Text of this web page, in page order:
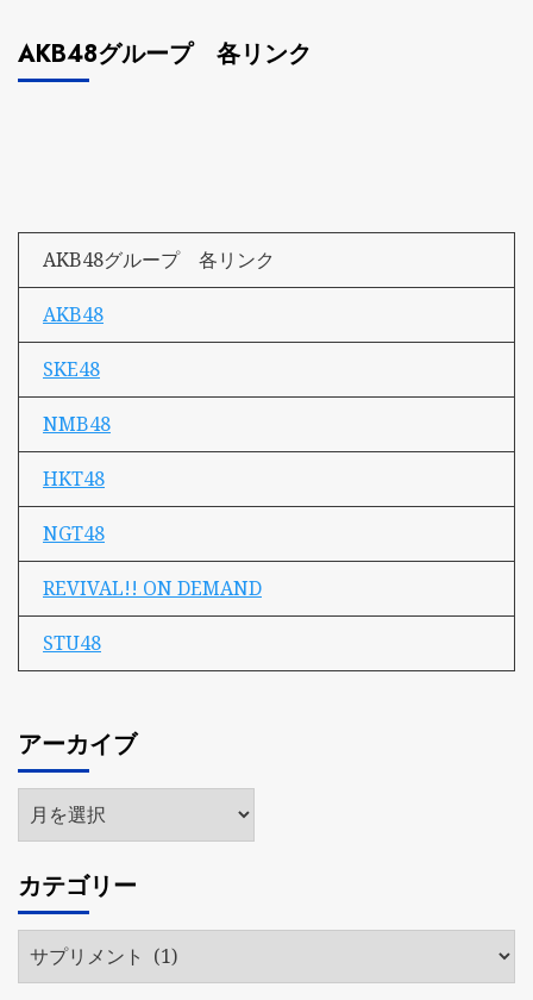
AKB48グループ 各リンク
AKB48グループ 各リンク
AKB48
SKE48
NMB48
HKT48
NGT48
REVIVAL!! ON DEMAND
STU48
アーカイブ
ア
ー
イ
ブ
カテゴリー
カ